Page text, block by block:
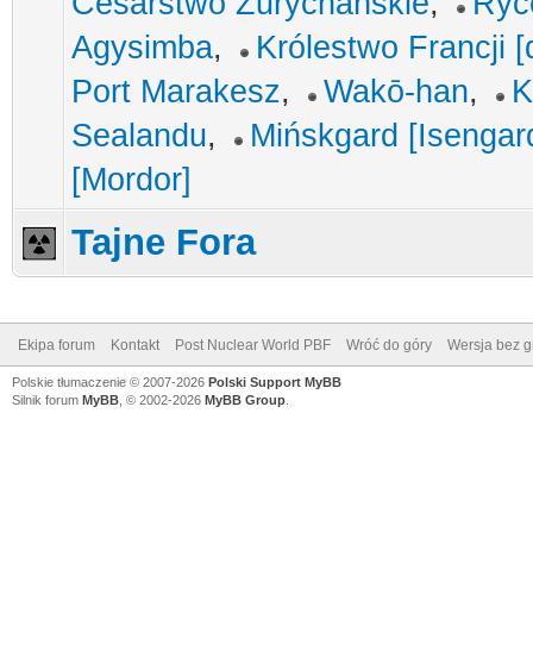
Agysimba,
Królestwo Francji
Port Marakesz, Wakō-han,
Sealandu,
Mińskgard
[Mordor]
Tajne Fora
Ekipa forum Kontakt Post Nuclear World PBF Wróć do góry Wersja bez
Polskie tłumaczenie © 2007-2026 Polski Support MyBB
Silnik forum MyBB , © 2002-2026 MyBB Group